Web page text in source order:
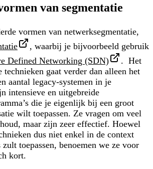
van segmentatie
vormen van netwerksegmentatie,
, waarbij je bijvoorbeeld gebruik
Defined Networking (SDN)
. Het
technieken gaat verder dan alleen het
aantal legacy-systemen in je
intensieve en uitgebreide
die je eigenlijk bij een groot
wilt toepassen. Ze vragen om veel
maar zijn zeer effectief. Hoewel
dus niet enkel in de context
toepassen, benoemen we ze voor
kort.